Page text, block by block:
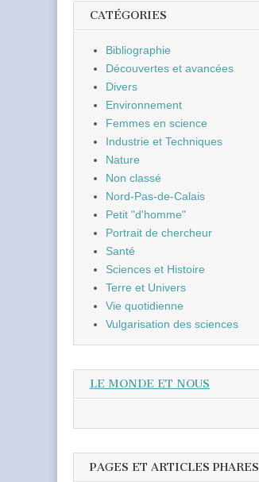
CATÉGORIES
Bibliographie
Découvertes et avancées
Divers
Environnement
Femmes en science
Industrie et Techniques
Nature
Non classé
Nord-Pas-de-Calais
Petit "d'homme"
Portrait de chercheur
Santé
Sciences et Histoire
Terre et Univers
Vie quotidienne
Vulgarisation des sciences
LE MONDE ET NOUS
PAGES ET ARTICLES PHARES